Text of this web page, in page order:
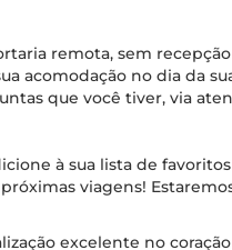
remota, sem
acomodação no dia da
que você tiver, via
à sua lista de
viagens!
excelente no